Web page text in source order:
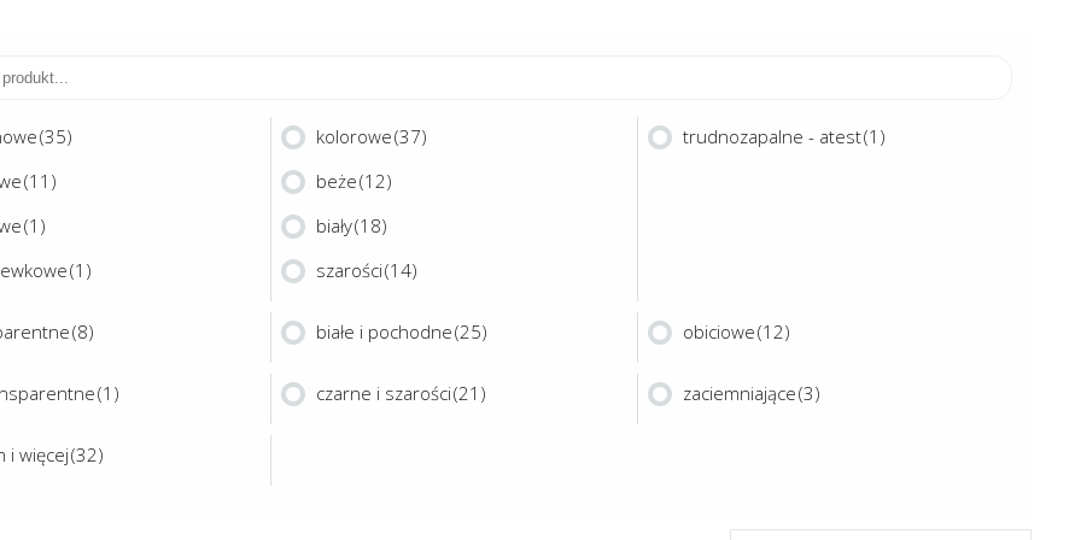
(35)
(11)
(1)
(1)
kolorowe(37)
beże(12)
biały(18)
szarości(14)
trudnozapalne - atest(1)
(8) białe i pochodne(25) obiciowe(12)
(1) czarne i szarości(21) zaciemniające(3)
i więcej(32)